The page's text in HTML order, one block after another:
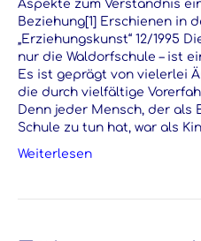
Aspekte zum Verständnis
Beziehung[1] Erschienen in
„Erziehungskunst“ 12/1995
nur die Waldorfschule – ist
Es ist geprägt von vielerlei
die durch vielfältige
Denn jeder Mensch, der als
Schule zu tun hat, war als
Weiterlesen